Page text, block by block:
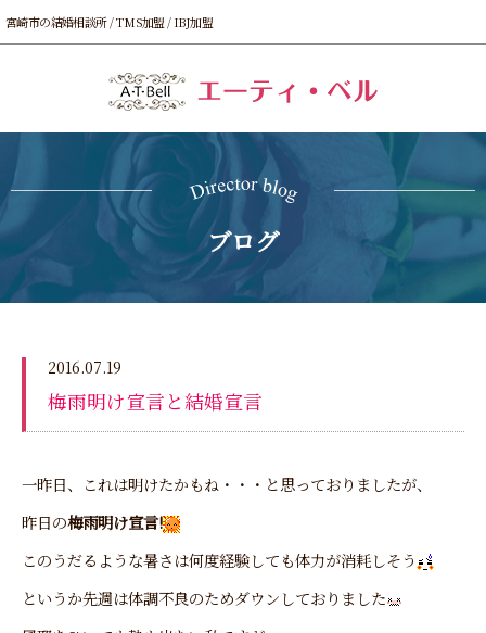
宮崎市の結婚相談所 / TMS加盟 / IBJ加盟
ブログ
2016.07.19
梅雨明け宣言と結婚宣言
一昨日、これは明けたかもね・・・と思っておりましたが、
昨日の梅雨明け宣言!
このうだるような暑さは何度経験しても体力が消耗しそう
というか先週は体調不良のためダウンしておりました